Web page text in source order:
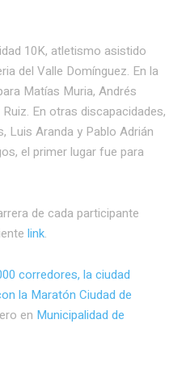
10K, atletismo asistido
del Valle Domínguez. En la
Matías Muria, Andrés
En otras discapacidades,
Luis Aranda y Pablo Adrián
el primer lugar fue para
de cada participante
link.
corredores, la ciudad
la Maratón Ciudad de
en Municipalidad de